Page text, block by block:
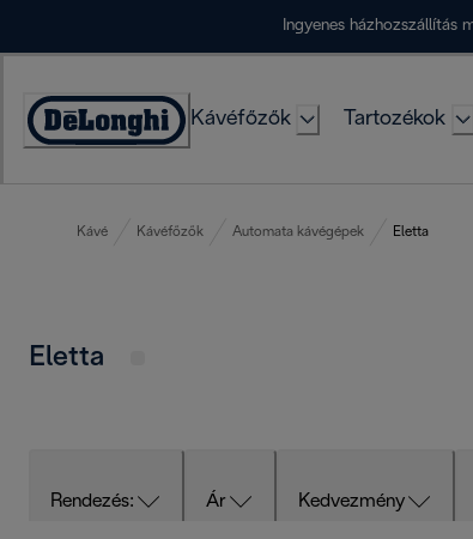
Ingyenes házhozszállítás
Accessibility
Kávéfőzők Tartozékok
Kávé Kávéfőzők Automata kávégépek Eletta
Eletta
Rendezés: Ár Kedvezmény